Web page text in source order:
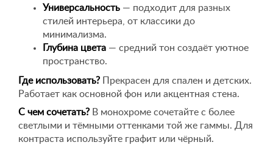
Универсальность — подходит для разных
стилей интерьера, от классики до
минимализма.
Глубина цвета — средний тон создаёт уютное
пространство.
Где использовать? Прекрасен для спален и детских.
Работает как основной фон или акцентная стена.
С чем сочетать? В монохроме сочетайте с более
светлыми и тёмными оттенками той же гаммы. Для
контраста используйте графит или чёрный.